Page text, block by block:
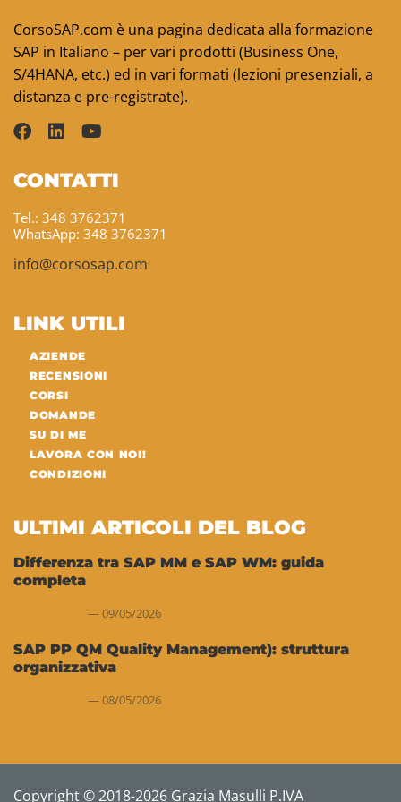
CorsoSAP.com è una pagina dedicata alla formazione
SAP in Italiano – per vari prodotti (Business One,
S/4HANA, etc.) ed in vari formati (lezioni presenziali, a
distanza e pre-registrate).
CONTATTI
Tel.: 348 3762371
WhatsApp: 348 3762371
info@corsosap.com
LINK UTILI
AZIENDE
RECENSIONI
CORSI
DOMANDE
SU DI ME
LAVORA CON NOI!
CONDIZIONI
ULTIMI ARTICOLI DEL BLOG
Differenza tra SAP MM e SAP WM: guida
completa
09/05/2026
SAP PP QM Quality Management): struttura
organizzativa
08/05/2026
Copyright © 2018-2026 Grazia Masulli P.IVA